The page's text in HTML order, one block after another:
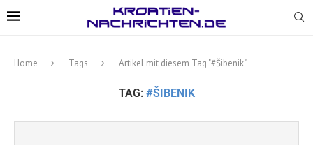
Home Tags Artikel mit diesem Tag "#Šibenik"
TAG: #ŠIBENIK